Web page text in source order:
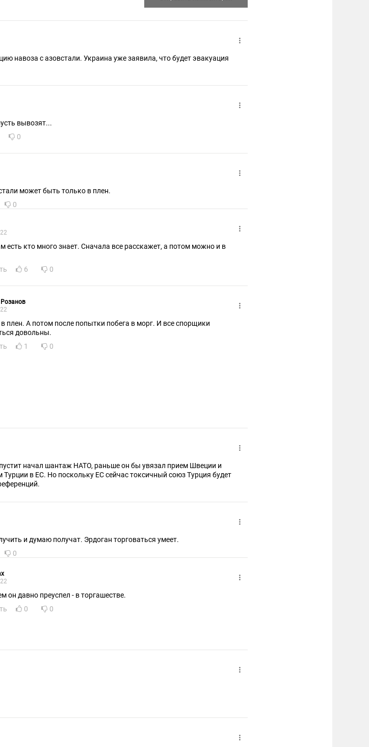
навоза с азовстали. Украина уже заявила, что будет эвакуация
вывозят...
0
может быть только в плен.
0
есть кто много знает. Сначала все расскажет, а потом можно и в
6 0
плен. А потом после попытки побега в морг. И все спорщики
довольны.
1 0
начал шантаж НАТО, раньше он бы увязал прием Швеции и
в ЕС. Но поскольку ЕС сейчас токсичный союз Турция будет
и думаю получат. Эрдоган торговаться умеет.
0
он давно преуспел - в торгашестве.
0 0